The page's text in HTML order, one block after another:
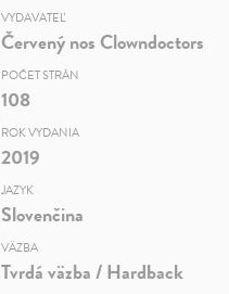
VYDAVATEĽ
Červený nos Clowndoctors
POČET STRÁN
108
ROK VYDANIA
2019
JAZYK
Slovenčina
VÄZBA
Tvrdá väzba / Hardback